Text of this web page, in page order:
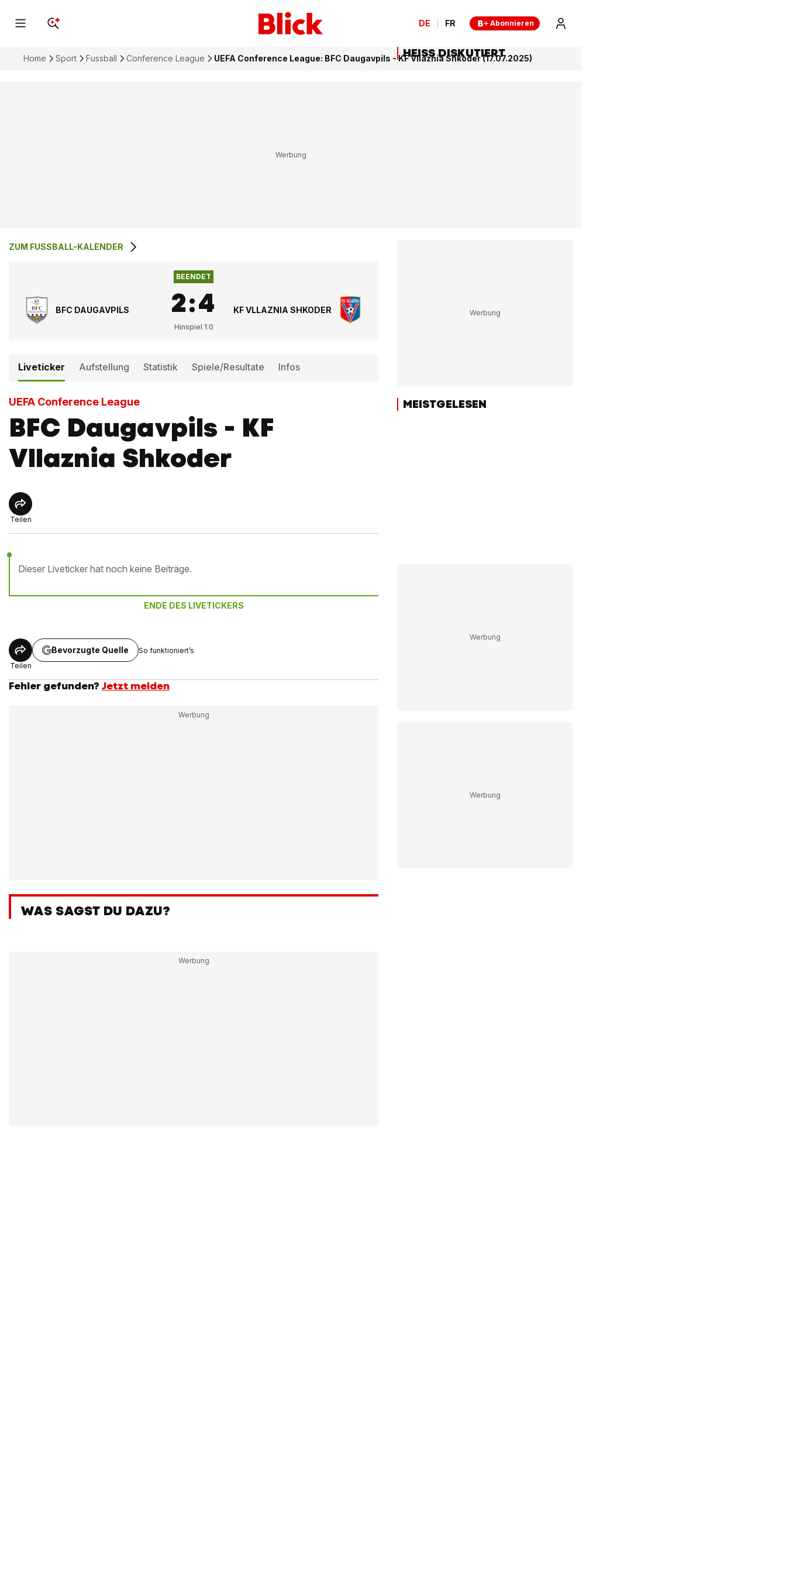
DE FR Abonnieren
Home Sport Fussball Conference League UEFA Conference League: BFC Daugavpils - KF Vllaznia Shkoder (17.07.2025)
ZUM FUSSBALL-KALENDER
BFC DAUGAVPILS
BEENDET
2:4
Hinspiel 1:0
KF VLLAZNIA SHKODER
Liveticker Aufstellung Statistik Spiele/Resultate Infos
UEFA Conference League
BFC Daugavpils - KF
Vllaznia Shkoder
Teilen
Dieser Liveticker hat noch keine Beiträge.
ENDE DES LIVETICKERS
Teilen
Bevorzugte Quelle So funktioniert’s
Fehler gefunden? Jetzt melden
WAS SAGST DU DAZU?
HEISS DISKUTIERT
MEISTGELESEN